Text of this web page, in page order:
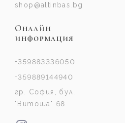
shop@altinbas.bg
Онлайн
информация
+359883336050
+359889144940
гр. София, бул.
"Витоша" 68